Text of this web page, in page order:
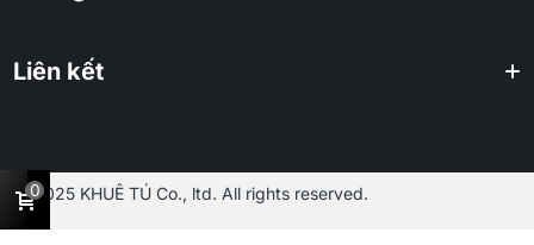
Liên kết
2025 KHUÊ TÚ Co., ltd. All rights reserved.
0